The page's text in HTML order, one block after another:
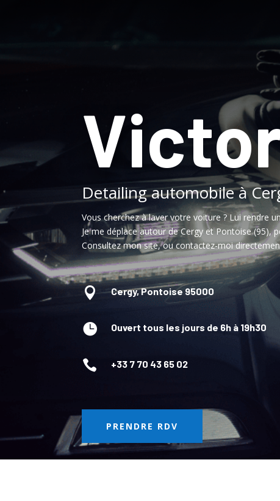
Detailing automobile à
Vous cherchez à laver votre voiture ? Lui rendre
Je me déplace autour de Cergy et Pontoise
Consultez mon site, ou contactez-moi
 Cergy, Pontoise 95000
 Ouvert tous les jours de 6h à 19h30
 +33 7 70 43 65 02
PRENDRE RDV